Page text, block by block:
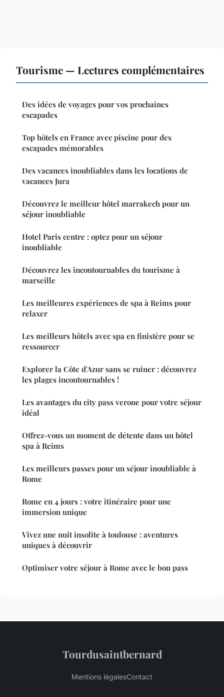
Tourisme — Lectures complémentaires
Des idées de voyages pour vos prochaines
escapades
Top hôtels en France avec piscine pour des
escapades mémorables
Des vacances inoubliables dans les locations de
vacances Jura
Découvrez le meilleur hôtel marrakech pour un
séjour inoubliable
Hotel Paris centre : optez pour un séjour
inoubliable
Découvrez les incontournables du tourisme à
marseille
Les meilleures expériences de spa à Reims pour
relaxer
Les meilleurs hôtels avec spa en finistère pour se
ressourcer
Explorer la Côte d'Azur sans se ruiner : découvrez
les plages incontournables !
Les avantages du city pass verone pour votre séjour
idéal
Offrez-vous un moment de détente dans un hôtel
spa à Reims
Les meilleurs passes pour un séjour inoubliable à
Rome
Rome en 4 jours : votre itinéraire pour une
immersion unique
Vivez une nuit insolite à toulouse : aventures
uniques à découvrir
Optimiser votre séjour à Rome avec le bon pass
Tourdusaintbernard
Mentions légalesContact